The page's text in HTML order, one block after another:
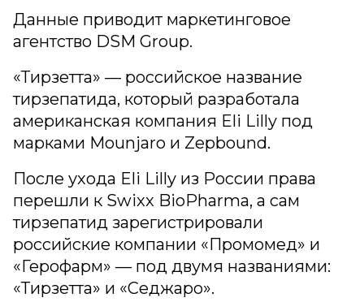
Данные приводит маркетинговое
агентство DSM Group.
«Тирзетта» — российское название
тирзепатида, который разработала
американская компания Eli Lilly под
марками Mounjaro и Zepbound.
После ухода Eli Lilly из России права
перешли к Swixx BioPharma, а сам
тирзепатид зарегистрировали
российские компании «Промомед» и
«Герофарм» — под двумя названиями:
«Тирзетта» и «Седжаро».